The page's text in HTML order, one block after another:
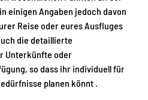
einigen Angaben jedoch davon
Reise oder eures Ausfluges
die detaillierte
Unterkünfte oder
so dass ihr individuell für
planen könnt .